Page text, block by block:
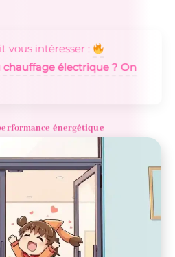
vous intéresser :
électrique ? On
énergétique